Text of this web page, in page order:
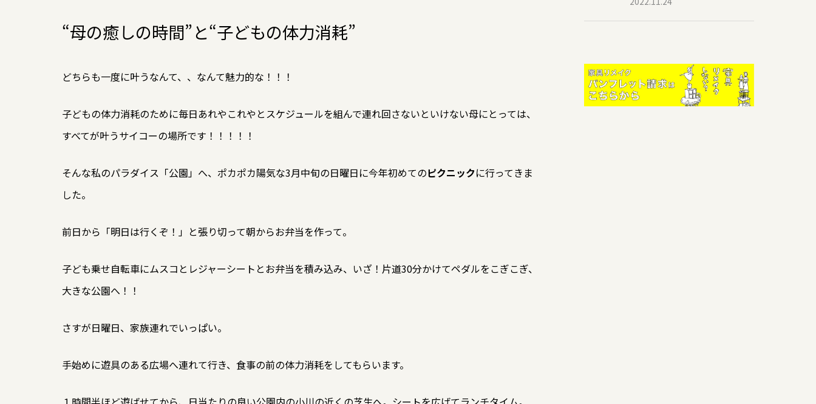
“母の癒しの時間”と“子どもの体力消耗”
どちらも一度に叶うなんて、、なんて魅力的な！！！
子どもの体力消耗のために毎日あれやこれやとスケジュールを組んで連れ回さないといけない母にとっては、
すべてが叶うサイコーの場所です！！！！！
そんな私のパラダイス「公園」へ、ポカポカ陽気な3月中旬の日曜日に今年初めてのピクニックに行ってきま
した。
前日から「明日は行くぞ！」と張り切って朝からお弁当を作って。
子ども乗せ自転車にムスコとレジャーシートとお弁当を積み込み、いざ！片道30分かけてペダルをこぎこぎ、
大きな公園へ！！
さすが日曜日、家族連れでいっぱい。
手始めに遊具のある広場へ連れて行き、食事の前の体力消耗をしてもらいます。